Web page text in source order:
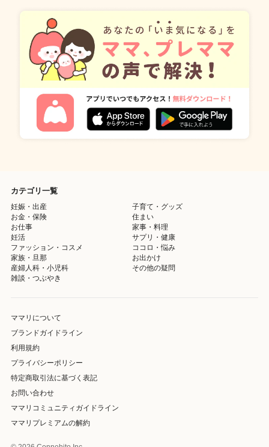
カテゴリ一覧
妊娠・出産
子育て・グッズ
お金・保険
住まい
お仕事
家事・料理
妊活
サプリ・健康
ファッション・コスメ
ココロ・悩み
家族・旦那
お出かけ
産婦人科・小児科
その他の疑問
雑談・つぶやき
ママリについて
ブランドガイドライン
利用規約
プライバシーポリシー
特定商取引法に基づく表記
お問い合わせ
ママリコミュニティガイドライン
ママリプレミアムの解約